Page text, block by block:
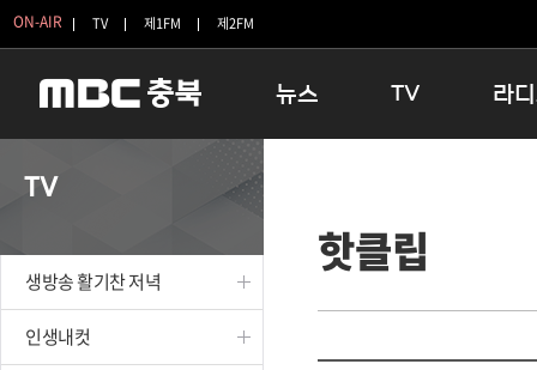
ON-AIR TV 제1FM 제2FM
뉴스
보은
TV
인생내컷
테마기행 길
시청자 FLEX
라
TV
생방송 활기찬 저녁
인생내컷
핫클립